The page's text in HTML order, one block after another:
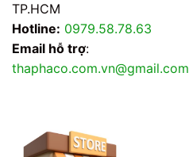
TP.HCM
Hotline: 0979.58.78.63
Email hỗ trợ:
thaphaco.com.vn@gmail.com